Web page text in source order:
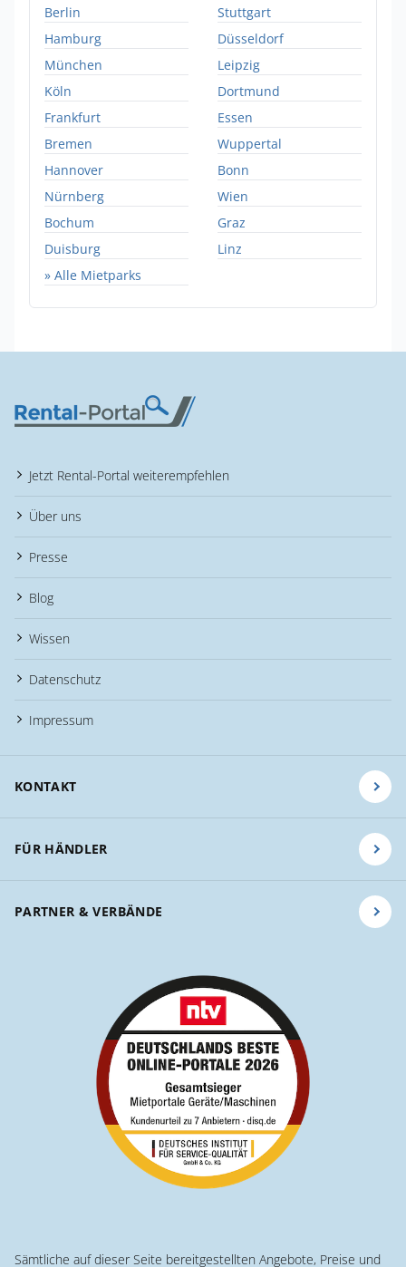
Berlin
Hamburg
München
Köln
Frankfurt
Stuttgart
Düsseldorf
Leipzig
Dortmund
Essen
Bremen
Hannover
Nürnberg
Bochum
Duisburg
Wuppertal
Bonn
Wien
Graz
Linz
» Alle Mietparks
Jetzt Rental-Portal weiterempfehlen
Über uns
Presse
Blog
Wissen
Datenschutz
Impressum
KONTAKT
FÜR HÄNDLER
PARTNER & VERBÄNDE
Sämtliche auf dieser Seite bereitgestellten Angebote, Preise und